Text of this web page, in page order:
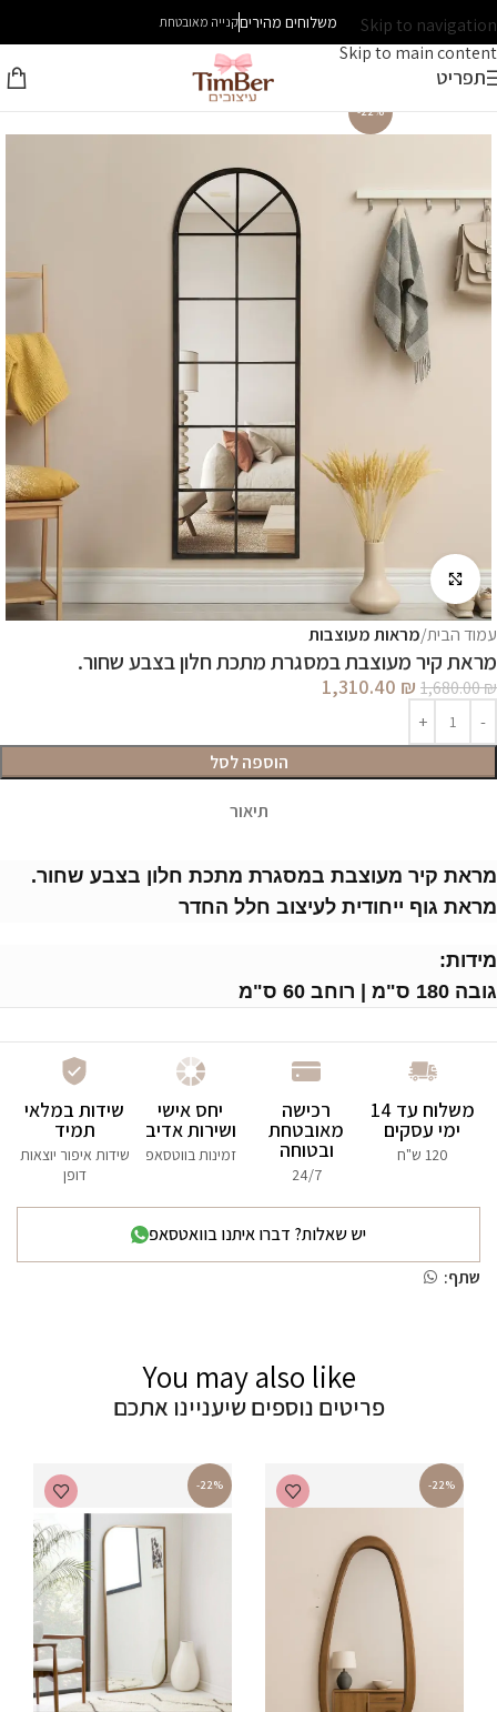
Skip to navigation
Skip to main content
משלוחים מהיריםקנייה מאובטחת
תפריט
עמוד הבית מראות מעוצבות
מראת קיר מעוצבת במסגרת מתכת חלון בצבע שחור.
1,680.00₪
1,310.40 ₪
הוספה לסל
תיאור
מראת קיר מעוצבת במסגרת מתכת חלון בצבע שחור.
מראת גוף ייחודית לעיצוב חלל החדר
מידות:
גובה 180 ס"מ | רוחב 60 ס"מ
-22%
לחץ להגדלה
משלוח עד 14
ימי עסקים
120 ש"ח
רכישה
מאובטחת
ובטוחה
24/7
יחס אישי
ושירות אדיב
זמינות בווטסאפ
שידות במלאי
תמיד
שידות איפור יוצאות
דופן
יש שאלות? דברו איתנו בוואטסאפ
שתף:
You may also like
פריטים נוספים שיעניינו אתכם
-22%
-22%